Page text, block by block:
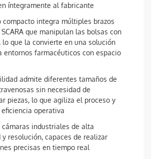
íntegramente al fabricante
compacto integra múltiples brazos
que manipulan las bolsas con
lo que la convierte en una solución
entornos farmacéuticos con espacio
admite diferentes tamaños de
sin necesidad de
piezas, lo que agiliza el proceso y
operativa
cámaras industriales de alta
y resolución, capaces de realizar
precisas en tiempo real